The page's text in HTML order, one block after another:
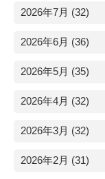
2026年7月 (32)
2026年6月 (36)
2026年5月 (35)
2026年4月 (32)
2026年3月 (32)
2026年2月 (31)